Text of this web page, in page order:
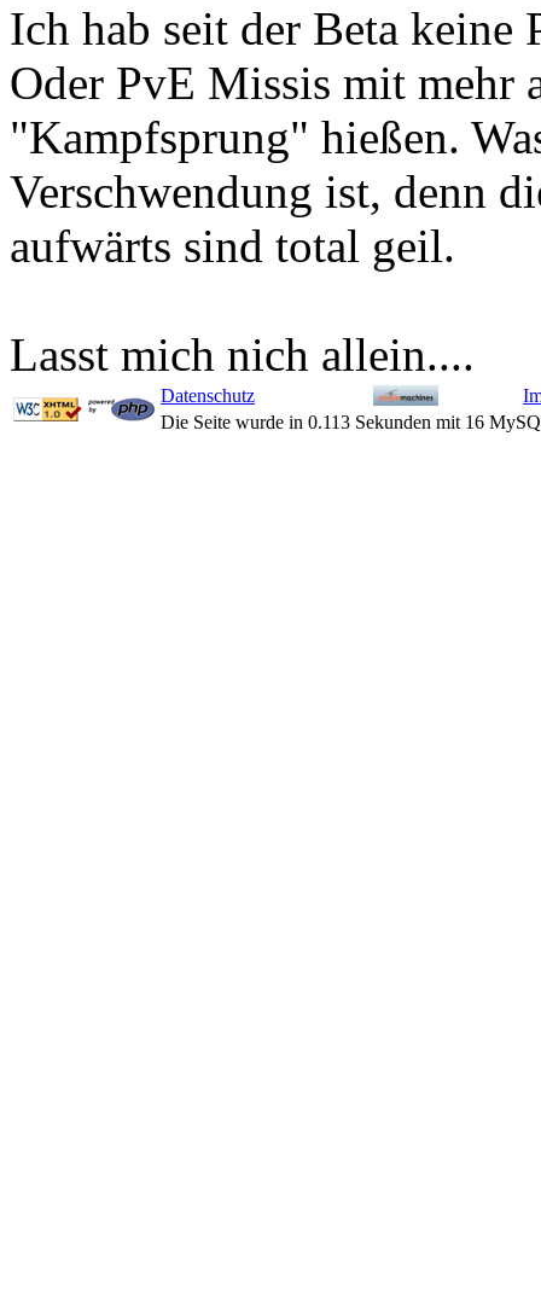
Ich hab seit der Beta keine
Oder PvE Missis mit mehr
"Kampfsprung" hießen.
Verschwendung ist, denn
aufwärts sind total geil.
Lasst mich nich allein....
Datenschutz
Die Seite wurde in 0.113 Sekunden mit 16